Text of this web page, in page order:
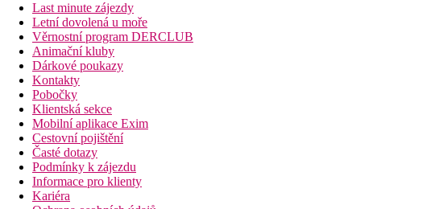
Last minute zájezdy
Letní dovolená u moře
Věrnostní program DERCLUB
Animační kluby
Dárkové poukazy
Kontakty
Pobočky
Klientská sekce
Mobilní aplikace Exim
Cestovní pojištění
Časté dotazy
Podmínky k zájezdu
Informace pro klienty
Kariéra